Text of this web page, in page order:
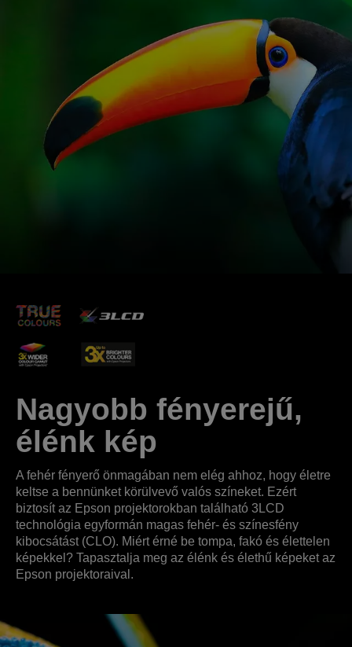
Nagyobb fényerejű,
élénk kép
A fehér fényerő önmagában nem elég ahhoz, hogy életre
keltse a bennünket körülvevő valós színeket. Ezért
biztosít az Epson projektorokban található 3LCD
technológia egyformán magas fehér- és színesfény
kibocsátást (CLO). Miért érné be tompa, fakó és élettelen
képekkel? Tapasztalja meg az élénk és élethű képeket az
Epson projektoraival.